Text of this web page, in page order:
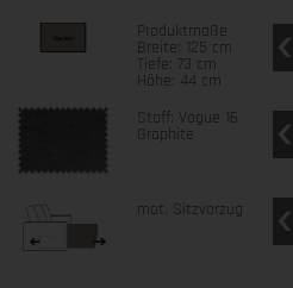
Produktmaße
Breite: 125 cm
Tiefe: 73 cm
Höhe: 44 cm
Stoff: Vogue 16
Graphite
mot. Sitzvorzug